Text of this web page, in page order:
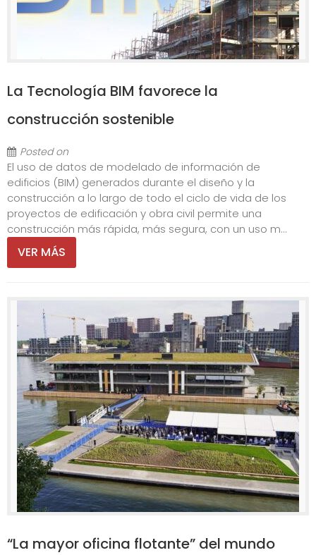
La Tecnología BIM favorece la
construcción sostenible
Posted on
El uso de datos de modelado de información de
edificios (BIM) generados durante el diseño y la
construcción a lo largo de todo el ciclo de vida de los
proyectos de edificación y obra civil permite una
construcción más rápida, más segura, con un uso m...
VER MÁS
“La mayor oficina flotante” del mundo